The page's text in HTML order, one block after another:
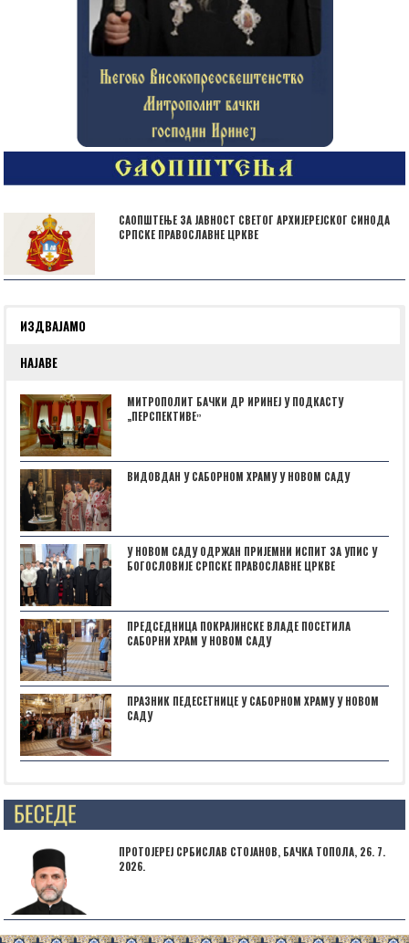
САОПШТЕЊЕ ЗА ЈАВНОСТ СВЕТОГ АРХИЈЕРЕЈСКОГ СИНОДА
СРПСКЕ ПРАВОСЛАВНЕ ЦРКВЕ
ИЗДВАЈАМО
НАЈАВЕ
МИТРОПОЛИТ БАЧКИ ДР ИРИНЕЈ У ПОДКАСТУ
„ПЕРСПЕКТИВЕˮ
ВИДОВДАН У САБОРНОМ ХРАМУ У НОВОМ САДУ
У НОВОМ САДУ ОДРЖАН ПРИЈЕМНИ ИСПИТ ЗА УПИС У
БОГОСЛОВИЈЕ СРПСКЕ ПРАВОСЛАВНЕ ЦРКВЕ
ПРЕДСЕДНИЦА ПОКРАЈИНСКЕ ВЛАДЕ ПОСЕТИЛА
САБОРНИ ХРАМ У НОВОМ САДУ
ПРАЗНИК ПЕДЕСЕТНИЦЕ У САБОРНОМ ХРАМУ У НОВОМ
САДУ
Posts not found
ПРОТОЈЕРЕЈ СРБИСЛАВ СТОЈАНОВ, БАЧКА ТОПОЛА, 26. 7.
2026.